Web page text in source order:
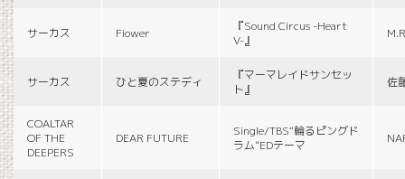
サーカス Fiower
『Sound Circus -Heart
V-』
サーカス ひと夏のステディ
『マーマレイドサンセッ
ト』
佐
COALTAR
OF THE
DEEPERS
DEAR FUTURE
Single/TBS“輪るピングド
ラム”EDテーマ